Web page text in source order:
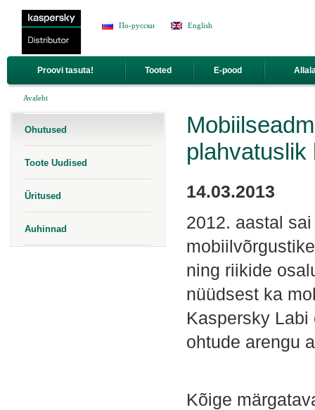
По-русски English
Proovi tasuta! Tooted E-pood
Sa oled siin
Avaleht
Ohutused
Toote Uudised
Üritused
Auhinnad
plahvatuslik
14.03.2013
2012. aastal
ning riikide
nüüdsest ka
Kaspersky
ohtude arengu
Kõige